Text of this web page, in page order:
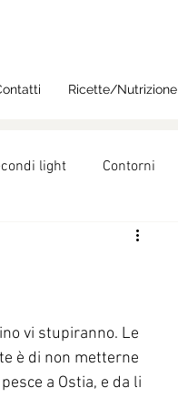
Ricette/Nutrizione
light Contorni
vi stupiranno. Le
è di non metterne
a Ostia, e da li